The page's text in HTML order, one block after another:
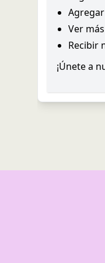
Ver
Recibir
¡Únete a